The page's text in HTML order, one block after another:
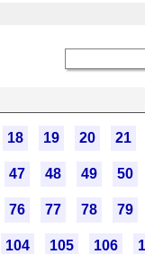
18 19 20 21
47 48 49 50
76 77 78 79
104 105 106